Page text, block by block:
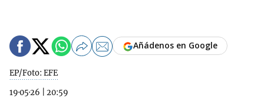
EP/Foto: EFE
19·05·26
20:59
Añádenos en Google